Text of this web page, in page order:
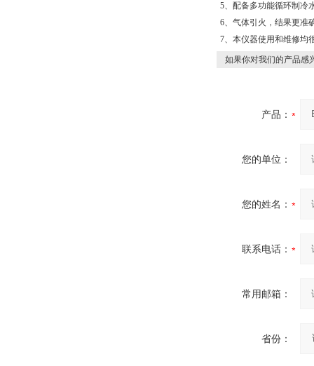
5、配备多功能循环制冷
6、气体引火，结果更准
7、本仪器使用和维修均
如果你对我们的产品感
产品：
您的单位：
您的姓名：
联系电话：
常用邮箱：
省份：